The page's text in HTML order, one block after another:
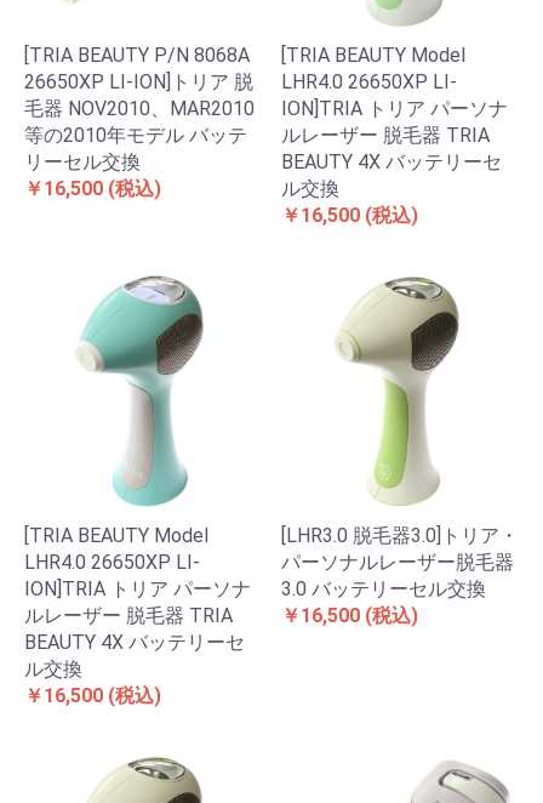
[TRIA BEAUTY P/N 8068A
26650XP LI-ION]トリア 脱
毛器 NOV2010、MAR2010
等の2010年モデル バッテ
リーセル交換
￥16,500 (税込)
[TRIA BEAUTY Model
LHR4.0 26650XP LI-
ION]TRIA トリア パーソナ
ルレーザー 脱毛器 TRIA
BEAUTY 4X バッテリーセ
ル交換
￥16,500 (税込)
[TRIA BEAUTY Model
LHR4.0 26650XP LI-
ION]TRIA トリア パーソナ
ルレーザー 脱毛器 TRIA
BEAUTY 4X バッテリーセ
ル交換
￥16,500 (税込)
[LHR3.0 脱毛器3.0]トリア・
パーソナルレーザー脱毛器
3.0 バッテリーセル交換
￥16,500 (税込)